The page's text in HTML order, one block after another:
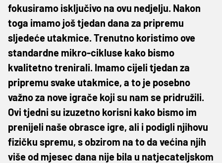
fokusiramo isključivo na ovu nedjelju. Nakon
toga imamo još tjedan dana za pripremu
sljedeće utakmice. Trenutno koristimo ove
standardne mikro-cikluse kako bismo
kvalitetno trenirali. Imamo cijeli tjedan za
pripremu svake utakmice, a to je posebno
važno za nove igrače koji su nam se pridružili.
Ovi tjedni su izuzetno korisni kako bismo im
prenijeli naše obrasce igre, ali i podigli njihovu
fizičku spremu, s obzirom na to da većina njih
više od mjesec dana nije bila u natjecateljskom